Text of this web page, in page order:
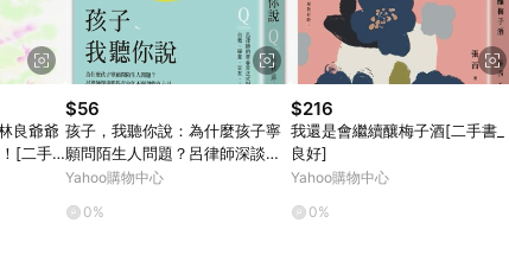
良爺爺
[二手
$56
孩子，我聽你說：為什麼孩子寧
願問陌生人問題？呂律師深談那
些青少年不願說的真[二手書_良
Yahoo購物中心
0%
$216
我還是會繼續釀梅子酒[二手書_
良好]
Yahoo購物中心
0%